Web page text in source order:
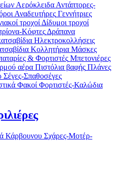
Αερόκλειδα Αντάπτορες-
Αναδευτήρες Γεννήτριες
τροχοί Δίδυμοι τροχοί
Κόφτες Δράπανα
Ηλεκτροκολλήσεις
Κολλητήρια Μάσκες
& Φορτιστές Μπετονιέρες
αέρα Πιστόλια βαφής Πλάνες
Σέγες-Σπαθοσέγες
Φακοί Φορτιστές-Καλώδια
Κάρβουνου Σχάρες-Μοτέρ-